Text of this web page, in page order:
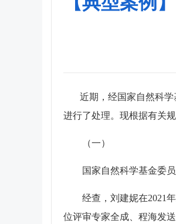
近期，经国家自然科学
进行了处理。现根据有关
（一）
国家自然科学基金委员
经查，刘建妮在2021年
位评审专家全成、程海发